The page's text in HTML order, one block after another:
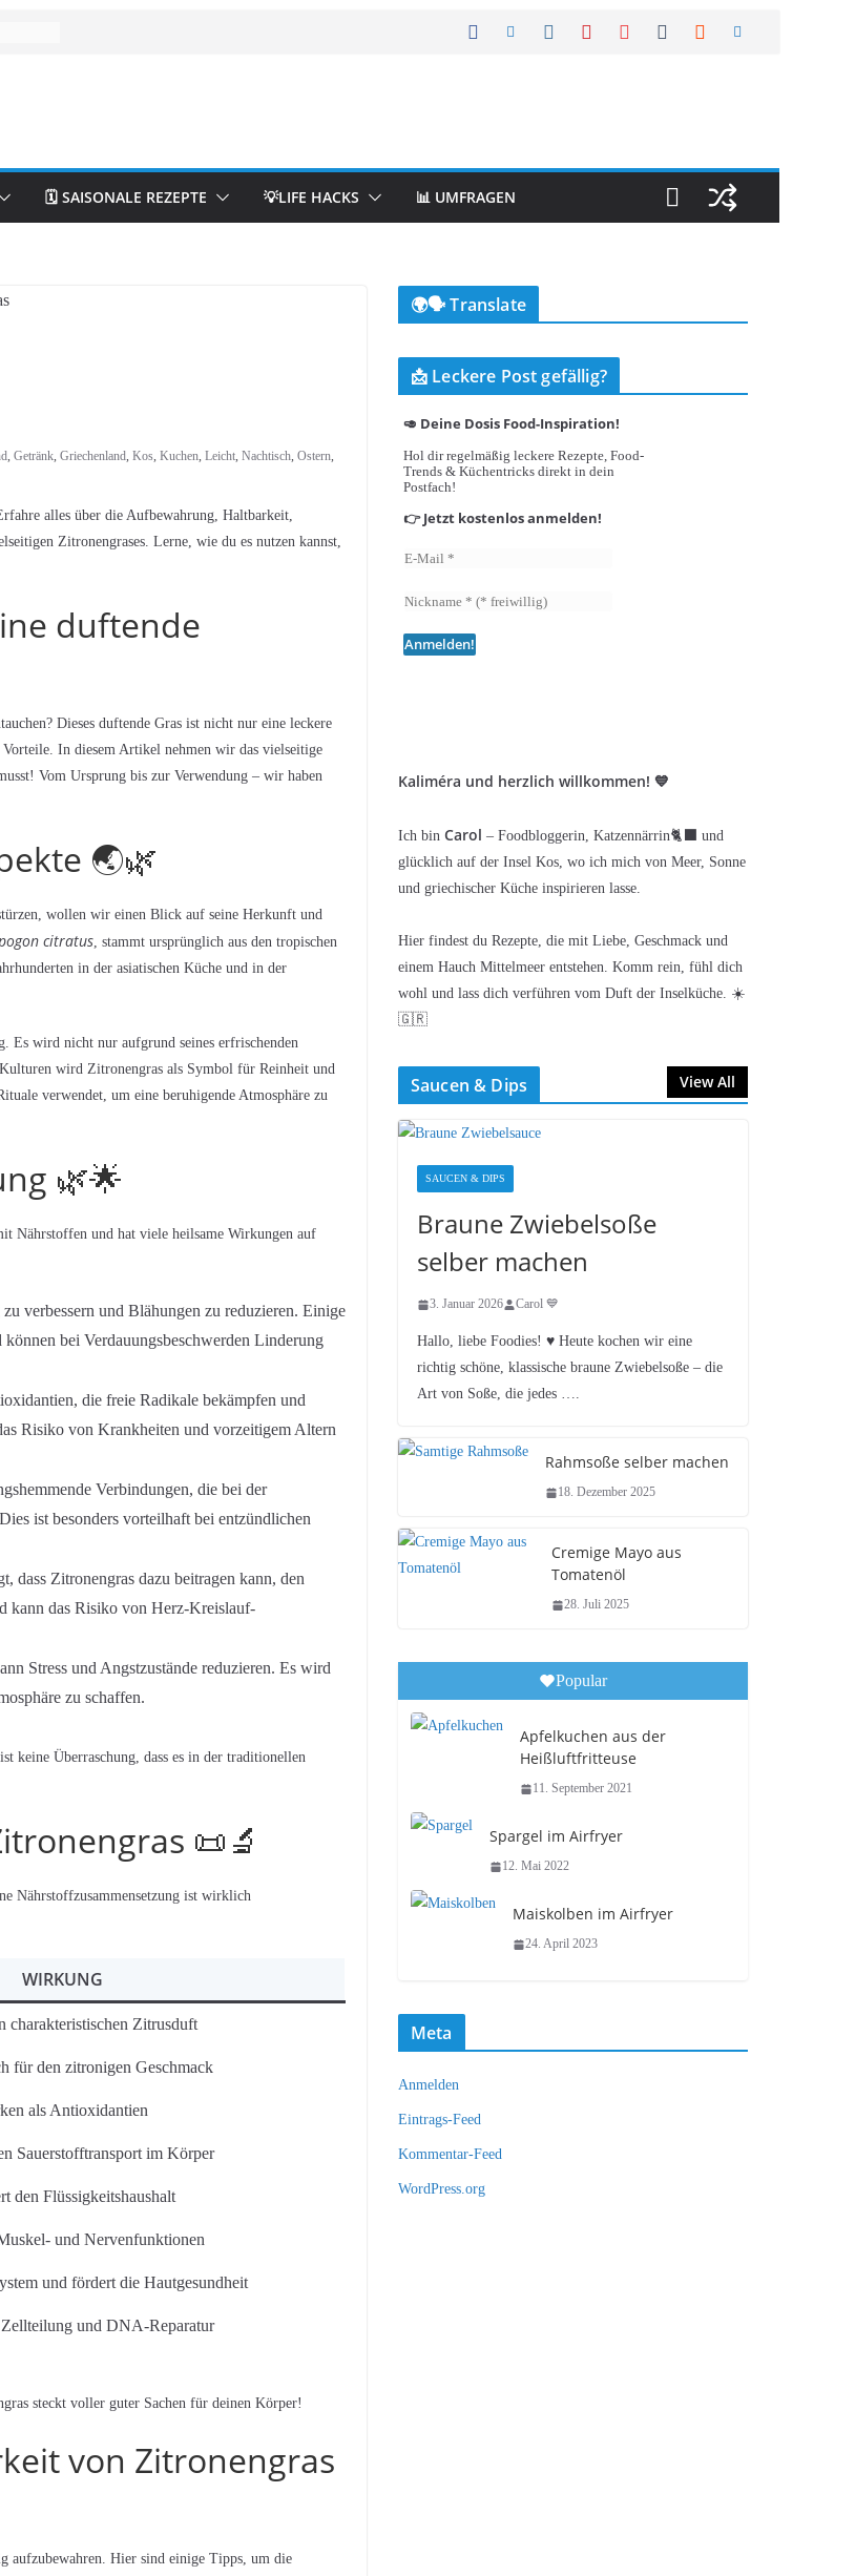
🗓️ SAISONALE REZEPTE 💡LIFE HACKS 📊 UMFRAGEN
, Getränk, Griechenland, Kos, Kuchen, Leicht, Nachtisch, Ostern,
alles über die Aufbewahrung, Haltbarkeit,
Zitronengrases. Lerne, wie du es nutzen kannst,
duftende
Dieses duftende Gras ist nicht nur eine leckere
In diesem Artikel nehmen wir das vielseitige
Vom Ursprung bis zur Verwendung – wir haben
🌏🌿
wollen wir einen Blick auf seine Herkunft und
citratus, stammt ursprünglich aus den tropischen
in der asiatischen Küche und in der
Es wird nicht nur aufgrund seines erfrischenden
wird Zitronengras als Symbol für Reinheit und
verwendet, um eine beruhigende Atmosphäre zu
🌿🌟
Nährstoffen und hat viele heilsame Wirkungen auf
verbessern und Blähungen zu reduzieren. Einige
bei Verdauungsbeschwerden Linderung
die freie Radikale bekämpfen und
Risiko von Krankheiten und vorzeitigem Altern
Verbindungen, die bei der
ist besonders vorteilhaft bei entzündlichen
dass Zitronengras dazu beitragen kann, den
kann das Risiko von Herz-Kreislauf-
Stress und Angstzustände reduzieren. Es wird
zu schaffen.
keine Überraschung, dass es in der traditionellen
📜🔬
Nährstoffzusammensetzung ist wirklich
WIRKUNG
charakteristischen Zitrusduft
für den zitronigen Geschmack
als Antioxidantien
Sauerstofftransport im Körper
den Flüssigkeitshaushalt
und Nervenfunktionen
und fördert die Hautgesundheit
und DNA-Reparatur
steckt voller guter Sachen für deinen Körper!
von Zitronengras
aufzubewahren. Hier sind einige Tipps, um die
🌍🗣️ Translate
📩 Leckere Post gefällig?
🥑 Deine Dosis Food-Inspiration!
Hol dir regelmäßig leckere Rezepte, Food-
Trends & Küchentricks direkt in dein
Postfach!
👉 Jetzt kostenlos anmelden!
Kaliméra und herzlich willkommen! 💙
Ich bin Carol – Foodbloggerin, Katzennärrin🐈‍⬛ und
glücklich auf der Insel Kos, wo ich mich von Meer, Sonne
und griechischer Küche inspirieren lasse.
Hier findest du Rezepte, die mit Liebe, Geschmack und
einem Hauch Mittelmeer entstehen. Komm rein, fühl dich
wohl und lass dich verführen vom Duft der Inselküche. ☀️
🇬🇷
Saucen & Dips View All
SAUCEN & DIPS
Braune Zwiebelsoße
selber machen
3. Januar 2026 Carol 💙
Hallo, liebe Foodies! ♥︎ Heute kochen wir eine
richtig schöne, klassische braune Zwiebelsoße – die
Art von Soße, die jedes ….
Rahmsoße selber machen
18. Dezember 2025
Cremige Mayo aus
Tomatenöl
28. Juli 2025
Popular
Apfelkuchen aus der
Heißluftfritteuse
11. September 2021
Spargel im Airfryer
12. Mai 2022
Maiskolben im Airfryer
24. April 2023
Meta
Anmelden
Eintrags-Feed
Kommentar-Feed
WordPress.org